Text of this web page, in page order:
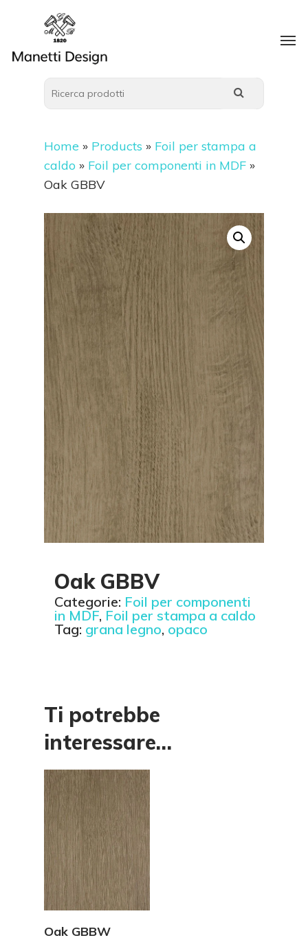
Home » Products » Foil per stampa a
caldo » Foil per componenti in MDF »
Oak GBBV
Oak GBBV
Categorie: Foil per componenti
in MDF, Foil per stampa a caldo
Tag: grana legno, opaco
Ti potrebbe
interessare…
Oak GBBW